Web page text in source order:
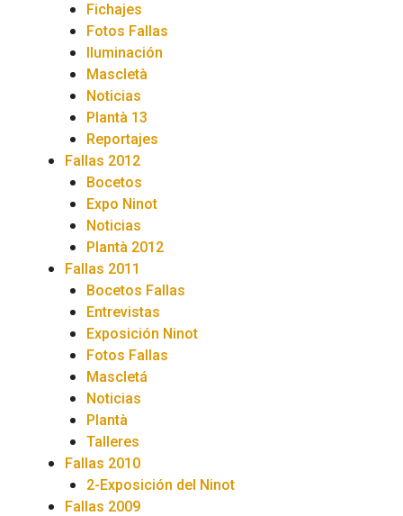
Fichajes
Fotos Fallas
Iluminación
Mascletà
Noticias
Plantà 13
Reportajes
Fallas 2012
Bocetos
Expo Ninot
Noticias
Plantà 2012
Fallas 2011
Bocetos Fallas
Entrevistas
Exposición Ninot
Fotos Fallas
Mascletá
Noticias
Plantà
Talleres
Fallas 2010
2-Exposición del Ninot
Fallas 2009